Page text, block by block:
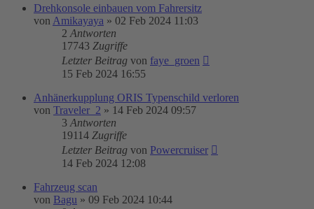
Drehkonsole einbauen vom Fahrersitz
von Amikayaya » 02 Feb 2024 11:03
2 Antworten
17743 Zugriffe
Letzter Beitrag von faye_groen
15 Feb 2024 16:55
Anhänerkupplung ORIS Typenschild verloren
von Traveler_2 » 14 Feb 2024 09:57
3 Antworten
19114 Zugriffe
Letzter Beitrag von Powercruiser
14 Feb 2024 12:08
Fahrzeug scan
von Bagu » 09 Feb 2024 10:44